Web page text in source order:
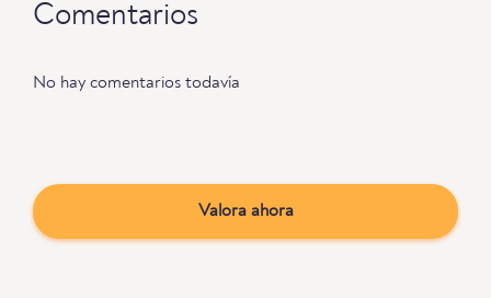
Comentarios
No hay comentarios todavía
Valora ahora